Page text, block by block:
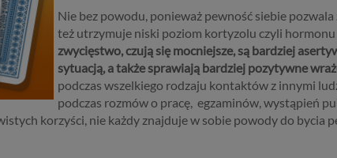
Nie bez powodu, ponieważ pewność siebie
też utrzymuje niski poziom kortyzolu czyli hormonu
zwycięstwo, czują się mocniejsze, są bardziej
sytuacją, a także sprawiają bardziej pozytywne
podczas wszelkiego rodzaju kontaktów z innymi
podczas rozmów o pracę, egzaminów, wystąpień
korzyści, nie każdy znajduje w sobie powody do bycia